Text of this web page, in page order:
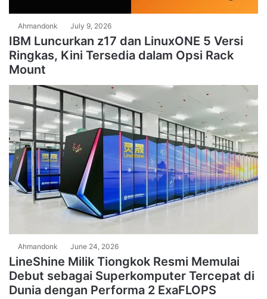
Ahmandonk July 9, 2026
IBM Luncurkan z17 dan LinuxONE 5 Versi
Ringkas, Kini Tersedia dalam Opsi Rack
Mount
Ahmandonk June 24, 2026
LineShine Milik Tiongkok Resmi Memulai
Debut sebagai Superkomputer Tercepat di
Dunia dengan Performa 2 ExaFLOPS